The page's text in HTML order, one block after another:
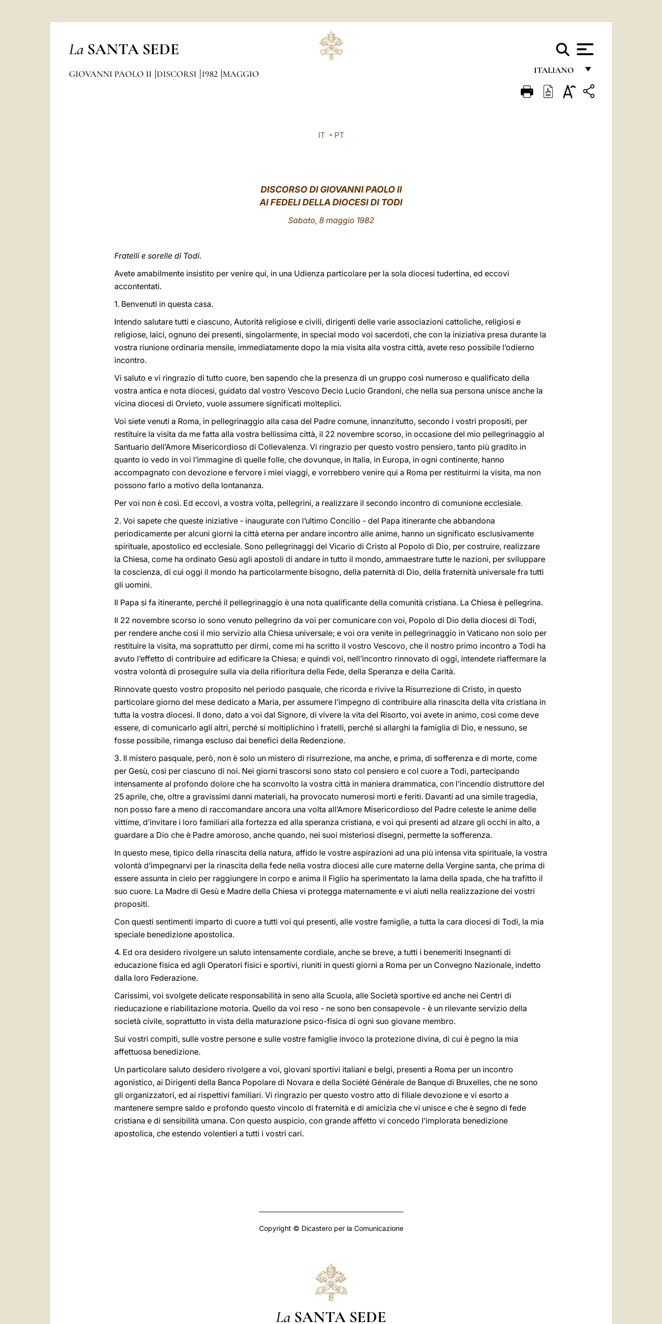
La SANTA SEDE
ITALIANO
FRANÇAIS
GIOVANNI PAOLO II DISCORSI 1982 MAGGIO
IT- PT
DISCORSO DI GIOVANNI PAOLO II
AI FEDELI DELLA DIOCESI DI TODI
Sabato, 8 maggio 1982
Fratelli e sorelle di Todi.
Avete amabilmente insistito per venire qui, in una Udienza particolare per la sola diocesi tudertina, ed eccovi
accontentati.
1. Benvenuti in questa casa.
Intendo salutare tutti e ciascuno, Autorità religiose e civili, dirigenti delle varie associazioni cattoliche, religiosi e
religiose, laici, ognuno dei presenti, singolarmente, in special modo voi sacerdoti, che con la iniziativa presa durante la
vostra riunione ordinaria mensile, immediatamente dopo la mia visita alla vostra città, avete reso possibile l’odierno
incontro.
Vi saluto e vi ringrazio di tutto cuore, ben sapendo che la presenza di un gruppo così numeroso e qualificato della
vostra antica e nota diocesi, guidato dal vostro Vescovo Decio Lucio Grandoni, che nella sua persona unisce anche la
vicina diocesi di Orvieto, vuole assumere significati molteplici.
Voi siete venuti a Roma, in pellegrinaggio alla casa del Padre comune, innanzitutto, secondo i vostri propositi, per
restituire la visita da me fatta alla vostra bellissima città, il 22 novembre scorso, in occasione del mio pellegrinaggio al
Santuario dell’Amore Misericordioso di Collevalenza. Vi ringrazio per questo vostro pensiero, tanto più gradito in
quanto io vedo in voi l’immagine di quelle folle, che dovunque, in Italia, in Europa, in ogni continente, hanno
accompagnato con devozione e fervore i miei viaggi, e vorrebbero venire qui a Roma per restituirmi la visita, ma non
possono farlo a motivo della lontananza.
Per voi non è così. Ed eccovi, a vostra volta, pellegrini, a realizzare il secondo incontro di comunione ecclesiale.
2. Voi sapete che queste iniziative - inaugurate con l’ultimo Concilio - del Papa itinerante che abbandona
periodicamente per alcuni giorni la città eterna per andare incontro alle anime, hanno un significato esclusivamente
spirituale, apostolico ed ecclesiale. Sono pellegrinaggi del Vicario di Cristo al Popolo di Dio, per costruire, realizzare
la Chiesa, come ha ordinato Gesù agli apostoli di andare in tutto il mondo, ammaestrare tutte le nazioni, per sviluppare
la coscienza, di cui oggi il mondo ha particolarmente bisogno, della paternità di Dio, della fraternità universale fra tutti
gli uomini.
Il Papa si fa itinerante, perché il pellegrinaggio è una nota qualificante della comunità cristiana. La Chiesa è pellegrina.
Il 22 novembre scorso io sono venuto pellegrino da voi per comunicare con voi, Popolo di Dio della diocesi di Todi,
per rendere anche così il mio servizio alla Chiesa universale; e voi ora venite in pellegrinaggio in Vaticano non solo per
restituire la visita, ma soprattutto per dirmi, come mi ha scritto il vostro Vescovo, che il nostro primo incontro a Todi ha
avuto l’effetto di contribuire ad edificare la Chiesa; e quindi voi, nell’incontro rinnovato di oggi, intendete riaffermare la
vostra volontà di proseguire sulla via della rifioritura della Fede, della Speranza e della Carità.
Rinnovate questo vostro proposito nel periodo pasquale, che ricorda e rivive la Risurrezione di Cristo, in questo
particolare giorno del mese dedicato a Maria, per assumere l’impegno di contribuire alla rinascita della vita cristiana in
tutta la vostra diocesi. Il dono, dato a voi dal Signore, di vivere la vita del Risorto, voi avete in animo, così come deve
essere, di comunicarlo agli altri, perché si moltiplichino i fratelli, perché si allarghi la famiglia di Dio, e nessuno, se
fosse possibile, rimanga escluso dai benefici della Redenzione.
3. Il mistero pasquale, però, non è solo un mistero di risurrezione, ma anche, e prima, di sofferenza e di morte, come
per Gesù, così per ciascuno di noi. Nei giorni trascorsi sono stato col pensiero e col cuore a Todi, partecipando
intensamente al profondo dolore che ha sconvolto la vostra città in maniera drammatica, con l’incendio distruttore del
25 aprile, che, oltre a gravissimi danni materiali, ha provocato numerosi morti e feriti. Davanti ad una simile tragedia,
non posso fare a meno di raccomandare ancora una volta all’Amore Misericordioso del Padre celeste le anime delle
vittime, d’invitare i loro familiari alla fortezza ed alla speranza cristiana, e voi qui presenti ad alzare gli occhi in alto, a
guardare a Dio che è Padre amoroso, anche quando, nei suoi misteriosi disegni, permette la sofferenza.
In questo mese, tipico della rinascita della natura, affido le vostre aspirazioni ad una più intensa vita spirituale, la vostra
volontà d’impegnarvi per la rinascita della fede nella vostra diocesi alle cure materne della Vergine santa, che prima di
essere assunta in cielo per raggiungere in corpo e anima il Figlio ha sperimentato la lama della spada, che ha trafitto il
suo cuore. La Madre di Gesù e Madre della Chiesa vi protegga maternamente e vi aiuti nella realizzazione dei vostri
propositi.
Con questi sentimenti imparto di cuore a tutti voi qui presenti, alle vostre famiglie, a tutta la cara diocesi di Todi, la mia
speciale benedizione apostolica.
4. Ed ora desidero rivolgere un saluto intensamente cordiale, anche se breve, a tutti i benemeriti Insegnanti di
educazione fisica ed agli Operatori fisici e sportivi, riuniti in questi giorni a Roma per un Convegno Nazionale, indetto
dalla loro Federazione.
Carissimi, voi svolgete delicate responsabilità in seno alla Scuola, alle Società sportive ed anche nei Centri di
rieducazione e riabilitazione motoria. Quello da voi reso - ne sono ben consapevole - è un rilevante servizio della
società civile, soprattutto in vista della maturazione psico-fisica di ogni suo giovane membro.
Sui vostri compiti, sulle vostre persone e sulle vostre famiglie invoco la protezione divina, di cui è pegno la mia
affettuosa benedizione.
Un particolare saluto desidero rivolgere a voi, giovani sportivi italiani e belgi, presenti a Roma per un incontro
agonistico, ai Dirigenti della Banca Popolare di Novara e della Société Générale de Banque di Bruxelles, che ne sono
gli organizzatori, ed ai rispettivi familiari. Vi ringrazio per questo vostro atto di filiale devozione e vi esorto a
mantenere sempre saldo e profondo questo vincolo di fraternità e di amicizia che vi unisce e che è segno di fede
cristiana e di sensibilità umana. Con questo auspicio, con grande affetto vi concedo l’implorata benedizione
apostolica, che estendo volentieri a tutti i vostri cari.
Copyright © Dicastero per la Comunicazione
La SANTA SEDE